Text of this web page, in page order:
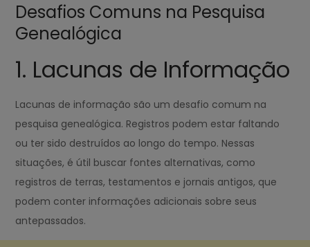
Desafios Comuns na Pesquisa
Genealógica
1. Lacunas de Informação
Lacunas de informação são um desafio comum na
pesquisa genealógica. Registros podem estar faltando
ou ter sido destruídos ao longo do tempo. Nessas
situações, é útil buscar fontes alternativas, como
registros de terras, testamentos e jornais antigos, que
podem conter informações adicionais sobre seus
antepassados.